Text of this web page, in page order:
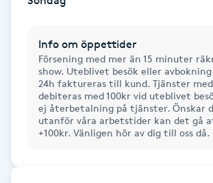
Sockring
Spa manikyr & pedikyr
Spa-manikyr
Spa-pedikyr
Info om öppettider
Försening med mer än 15 minuter
show. Uteblivet besök eller
24h faktureras till kund. Tjänster
debiteras med 100kr vid uteblivet
ej återbetalning på tjänster. Önskar
utanför våra arbetstider kan det gå
+100kr. Vänligen hör av dig till oss då.